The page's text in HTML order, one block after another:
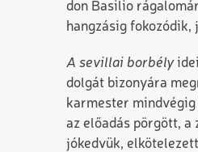
don Basilio
hangzásig
A sevillai borbély
dolgát bizonyára
karmester
az előadás pörgött,
jókedvük,